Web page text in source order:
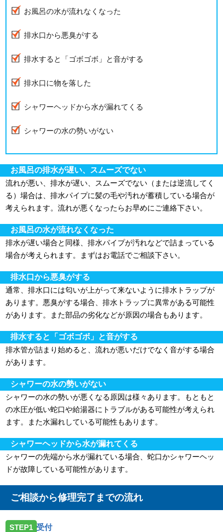
お風呂の水が流れなくなった
排水口から悪臭がする
排水すると「ゴボゴボ」と音がする
排水口に物を落した
シャワーヘッドから水が漏れてくる
シャワーの水の勢いがない
お風呂の排水が遅い、スムーズでない
流れが悪い、排水が遅い、スムーズでない（または逆流してく
る）場合は、排水パイプに髪の毛や汚れが蓄積している場合が
考えられます。流れが悪くなったらお早めにご連絡下さい。
お風呂の水が流れなくなった
排水が遅い場合と同様、排水パイプが汚れなどで詰まっている
場合が考えられます。まずはお電話でご相談下さい。
排水口から悪臭がする
通常、排水口には匂いが上がって来ないように排水トラップが
あります。悪臭がする場合、排水トラップに異常がある可能性
があります。また部品の劣化などが原因の場合もあります。
排水すると「ゴボゴボ」と音がする
排水管が詰まり始めると、流れが悪いだけでなく音がする場合
があります。
シャワーの水の勢いがない
シャワーの水の勢いが悪くなる原因は様々あります。もともと
の水圧が低い蛇口や給湯器にトラブルがある可能性が考えられ
ます。また水漏れしている可能性もあります。
シャワーヘッドから水が漏れてくる
シャワーの先端から水が漏れている場合、蛇口かシャワーヘッ
ドが故障している可能性があります。
ご相談から修理完了までの流れ
STEP1 受付